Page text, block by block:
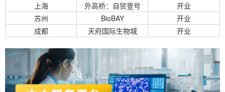
上海
外高桥：自贸壹号
开业
苏州
BioBAY
开业
成都
天府国际生物城 开业